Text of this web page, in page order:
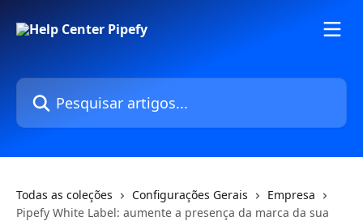
Pesquisar artigos...
Todas as coleções Configurações Gerais
Empresa
Pipefy White Label: aumente a presença da marca da sua